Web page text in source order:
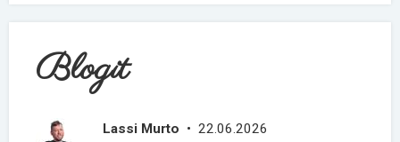
Blogit
Lassi Murto • 22.06.2026